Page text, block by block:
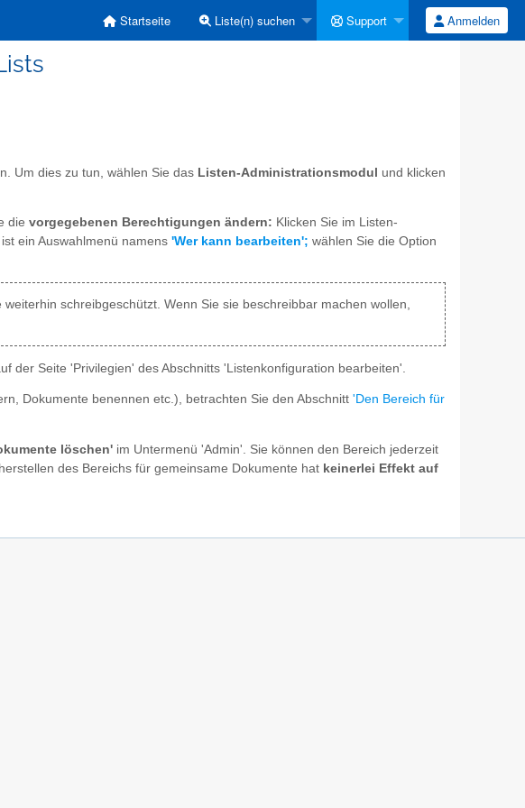
Startseite Liste(n) suchen Support Anmelden
Um dies zu tun, wählen Sie das Listen-Administrationsmodul und klicken
die vorgegebenen Berechtigungen ändern: Klicken Sie im Listen-
ein Auswahlmenü namens 'Wer kann bearbeiten'; wählen Sie die Option
schreibgeschützt. Wenn Sie sie beschreibbar machen wollen,
der Seite 'Privilegien' des Abschnitts 'Listenkonfiguration bearbeiten'.
Dokumente benennen etc.), betrachten Sie den Abschnitt 'Den Bereich für
löschen' im Untermenü 'Admin'. Sie können den Bereich jederzeit
des Bereichs für gemeinsame Dokumente hat keinerlei Effekt auf